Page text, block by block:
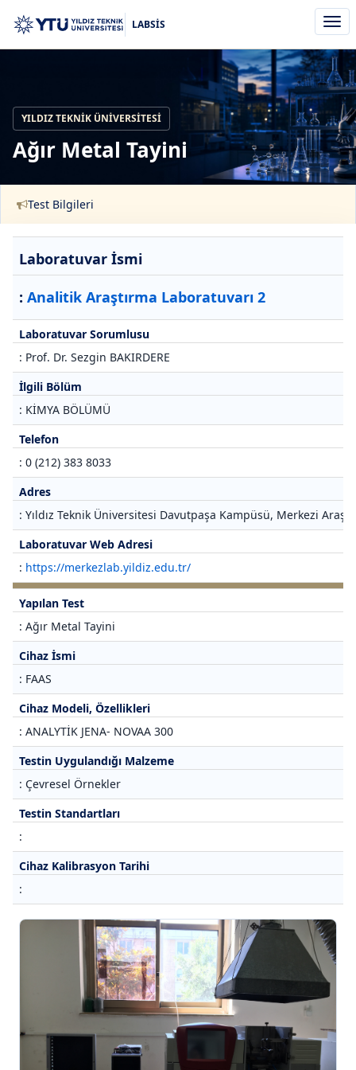
aç/
LABSİS
YILDIZ TEKNIK ÜNIVERSITESI
Ağır Metal Tayini
Test Bilgileri
Laboratuvar İsmi
: Analitik Araştırma Laboratuvarı 2
Laboratuvar Sorumlusu
: Prof. Dr. Sezgin BAKIRDERE
İlgili Bölüm
: KİMYA BÖLÜMÜ
Telefon
: 0 (212) 383 8033
Adres
: Yıldız Teknik Üniversitesi Davutpaşa Kampüsü, Merkezi
Laboratuvar Web Adresi
: https://merkezlab.yildiz.edu.tr/
Yapılan Test
: Ağır Metal Tayini
Cihaz İsmi
: FAAS
Cihaz Modeli, Özellikleri
: ANALYTİK JENA- NOVAA 300
Testin Uygulandığı Malzeme
: Çevresel Örnekler
Testin Standartları
:
Cihaz Kalibrasyon Tarihi
: